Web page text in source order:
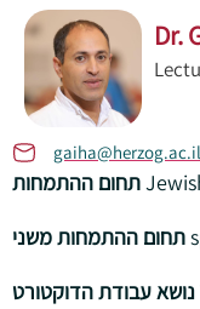
Dr.
gaiha@herzog.ac.il